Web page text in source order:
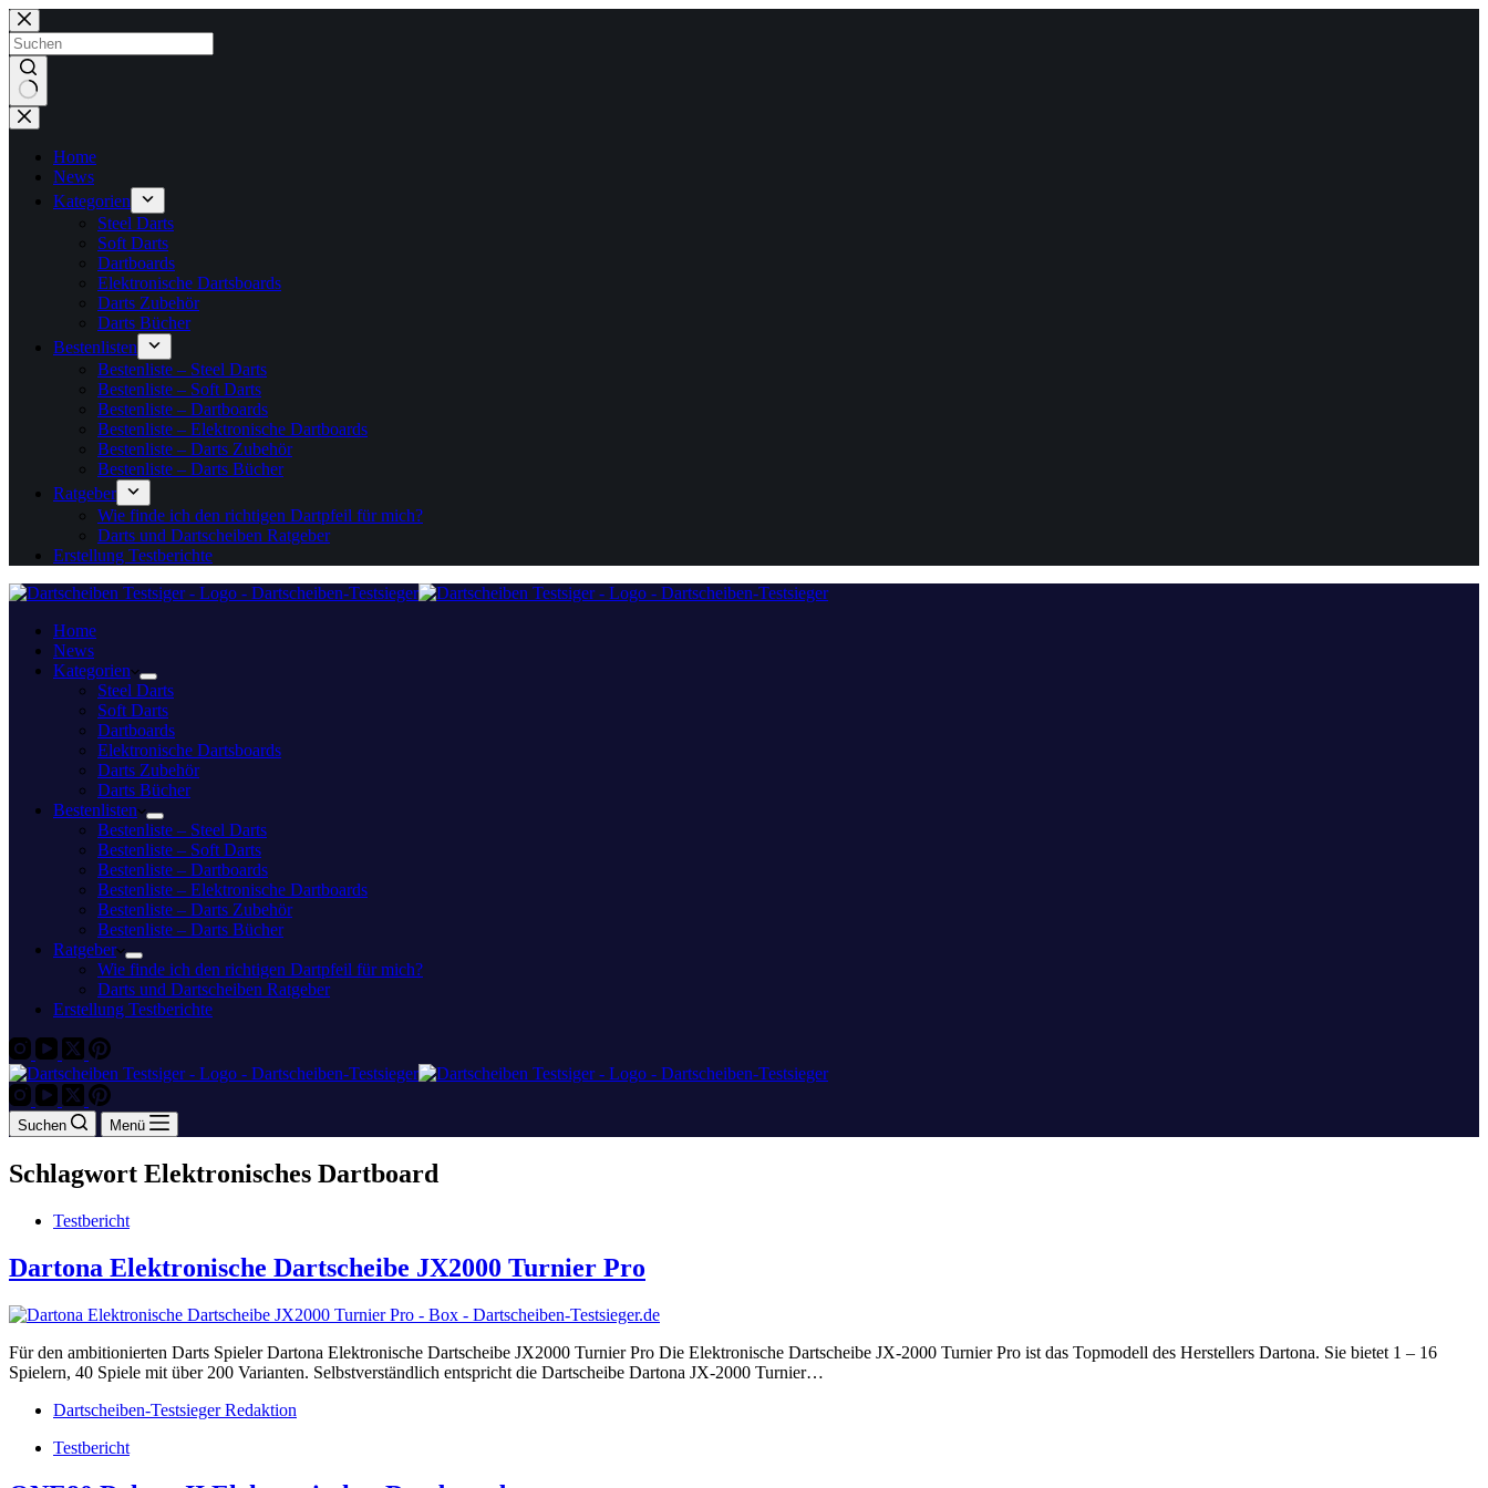
Zum
Inhalt
springen
Keine
Ergebnisse
Home
News
Kategorien
Steel Darts
Soft Darts
Dartboards
Elektronische Dartsboards
Darts Zubehör
Darts Bücher
Bestenlisten
Bestenliste – Steel Darts
Bestenliste – Soft Darts
Bestenliste – Dartboards
Bestenliste – Elektronische Dartboards
Bestenliste – Darts Zubehör
Bestenliste – Darts Bücher
Ratgeber
Wie finde ich den richtigen Dartpfeil für mich?
Darts und Dartscheiben Ratgeber
Erstellung Testberichte
Home
News
Kategorien
Steel Darts
Soft Darts
Dartboards
Elektronische Dartsboards
Darts Zubehör
Darts Bücher
Bestenlisten
Bestenliste – Steel Darts
Bestenliste – Soft Darts
Bestenliste – Dartboards
Bestenliste – Elektronische Dartboards
Bestenliste – Darts Zubehör
Bestenliste – Darts Bücher
Ratgeber
Wie finde ich den richtigen Dartpfeil für mich?
Darts und Dartscheiben Ratgeber
Erstellung Testberichte
Suchen Menü
Schlagwort Elektronisches Dartboard
Testbericht
Dartona Elektronische Dartscheibe JX2000 Turnier Pro
Für den ambitionierten Darts Spieler Dartona Elektronische Dartscheibe JX2000 Turnier Pro Die Elektronische Dartscheibe JX-2000 Turnier Pro ist das Topmodell des Herstellers Dartona. Sie bietet 1 – 16
Spielern, 40 Spiele mit über 200 Varianten. Selbstverständlich entspricht die Dartscheibe Dartona JX-2000 Turnier…
Dartscheiben-Testsieger Redaktion
Testbericht